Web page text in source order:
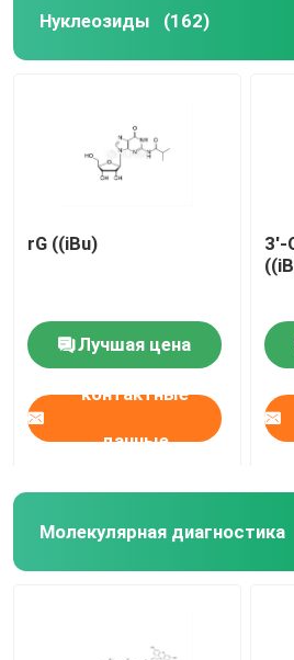
Нуклеозиды (162)
rG ((iBu)
Лучшая цена
контактные
данные
3'-
Молекулярная диагностика